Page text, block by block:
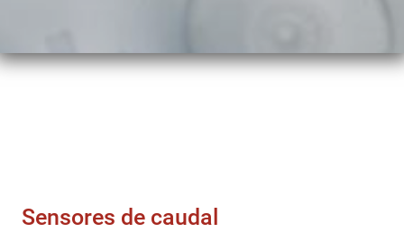
Sensores de caudal